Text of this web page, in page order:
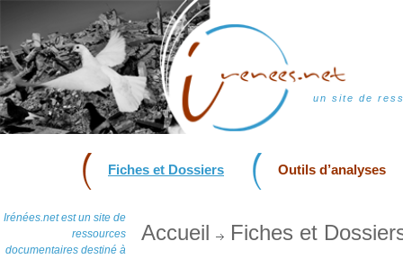
un site de
Fiches et Dossiers Outils d’analyses
Irénées.net est un site de
ressources
documentaires destiné à
Accueil Fiches et